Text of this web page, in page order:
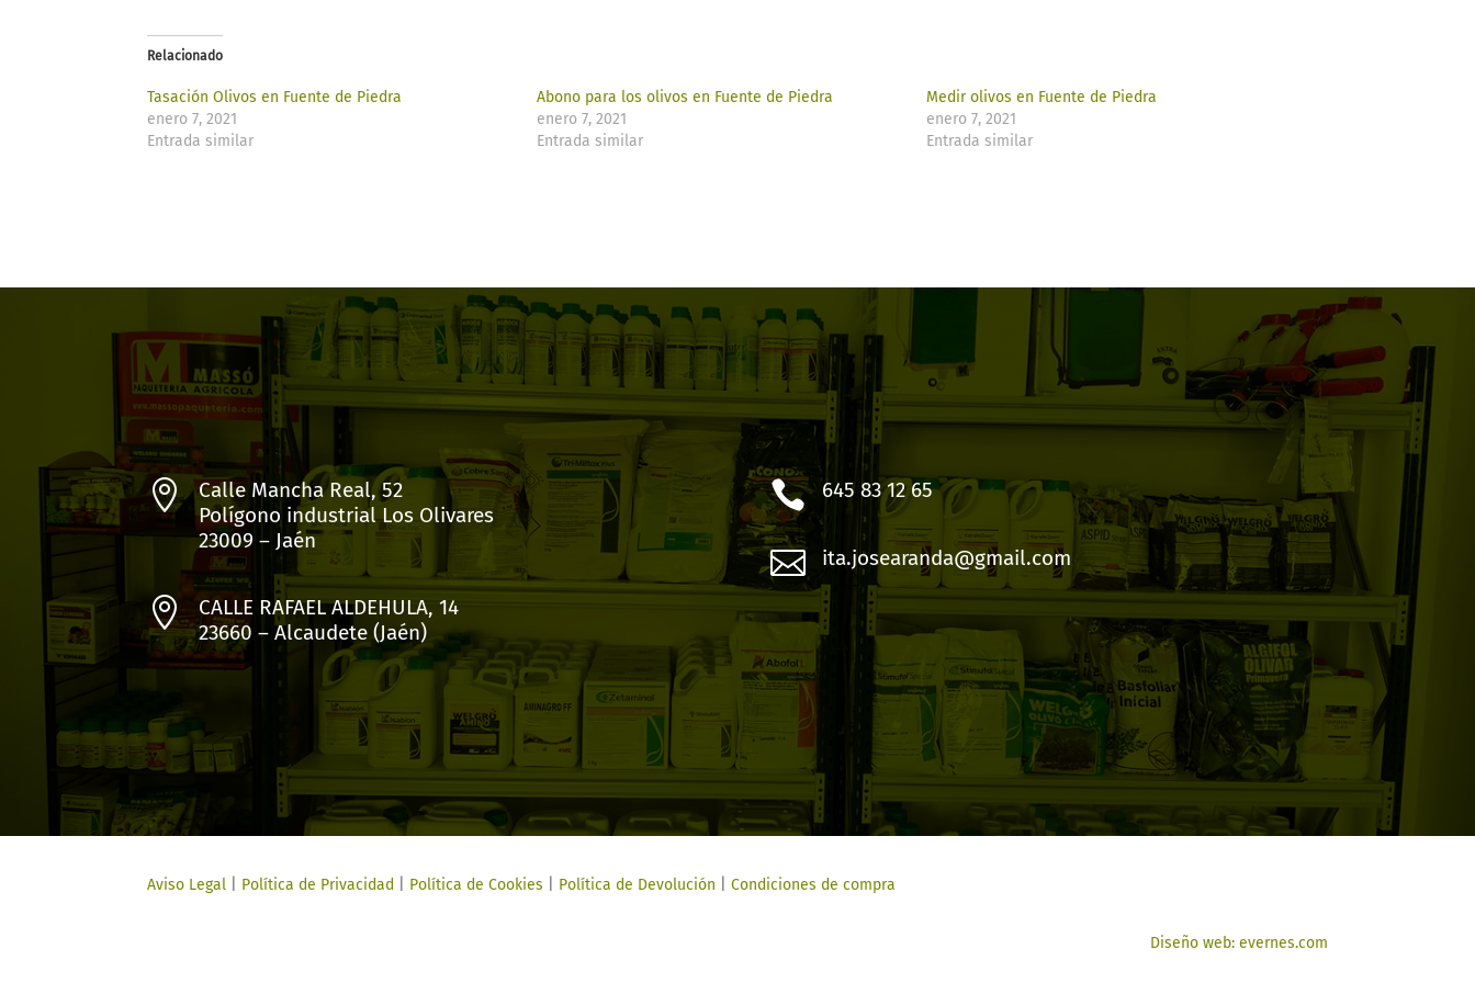
Relacionado
Tasación Olivos en Fuente de Piedra
enero 7, 2021
Entrada similar
Abono para los olivos en Fuente de Piedra
enero 7, 2021
Entrada similar
Medir olivos en Fuente de Piedra
enero 7, 2021
Entrada similar

Calle Mancha Real, 52
Polígono industrial Los Olivares
23009 – Jaén

CALLE RAFAEL ALDEHULA, 14
23660 – Alcaudete (Jaén)
 645 83 12 65
 ita.josearanda@gmail.com
Aviso Legal Política de Privacidad Política de Cookies Política de Devolución |Condiciones de compra
Diseño web: evernes.com